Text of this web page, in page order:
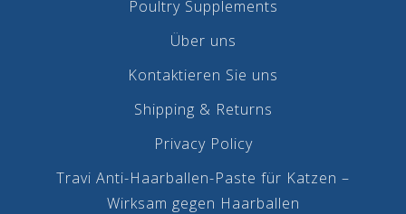
Poultry Supplements
Über uns
Kontaktieren Sie uns
Shipping & Returns
Privacy Policy
Travi Anti-Haarballen-Paste für Katzen –
Wirksam gegen Haarballen